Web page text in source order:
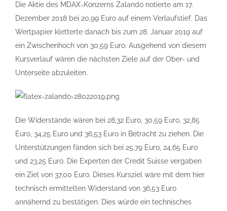
Die Aktie des MDAX-Konzerns Zalando notierte am 17.
Dezember 2018 bei 20,99 Euro auf einem Verlaufstief. Das
Wertpapier kletterte danach bis zum 28. Januar 2019 auf
ein Zwischenhoch von 30,59 Euro. Ausgehend von diesem
Kursverlauf wären die nächsten Ziele auf der Ober- und
Unterseite abzuleiten.
Die Widerstände wären bei 28,32 Euro, 30,59 Euro, 32,85
Euro, 34,25 Euro und 36,53 Euro in Betracht zu ziehen. Die
Unterstützungen fänden sich bei 25,79 Euro, 24,65 Euro
und 23,25 Euro. Die Experten der Credit Suisse vergaben
ein Ziel von 37,00 Euro. Dieses Kursziel wäre mit dem hier
technisch ermittelten Widerstand von 36,53 Euro
annähernd zu bestätigen. Dies würde ein technisches